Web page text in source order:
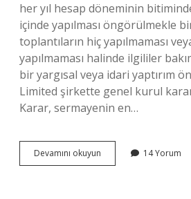
her yıl hesap döneminin
içinde yapılması öngörülmekle
toplantıların hiç yapılmaması
yapılmaması halinde ilgililer
bir yargısal veya idari yaptırım
Limited şirkette genel kurul
Karar, sermayenin en…
Devamını okuyun
Şirket
14 Yorum